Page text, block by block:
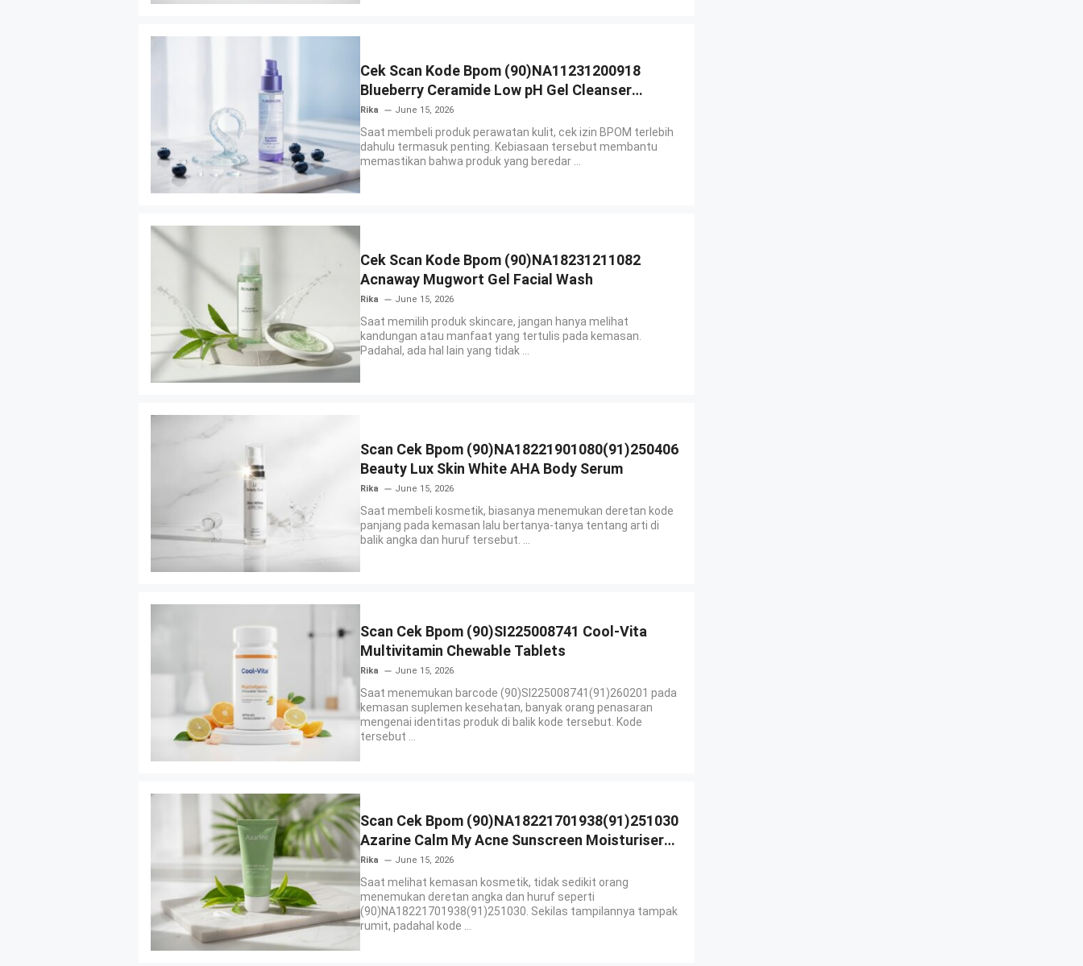
Cek Scan Kode Bpom (90)NA11231200918
Blueberry Ceramide Low pH Gel Cleanser
GLAD2GLOW
Rika June 15, 2026
Saat membeli produk perawatan kulit, cek izin BPOM terlebih
dahulu termasuk penting. Kebiasaan tersebut membantu
memastikan bahwa produk yang beredar ...
Cek Scan Kode Bpom (90)NA18231211082
Acnaway Mugwort Gel Facial Wash
Rika June 15, 2026
Saat memilih produk skincare, jangan hanya melihat
kandungan atau manfaat yang tertulis pada kemasan.
Padahal, ada hal lain yang tidak ...
Scan Cek Bpom (90)NA18221901080(91)250406
Beauty Lux Skin White AHA Body Serum
Rika June 15, 2026
Saat membeli kosmetik, biasanya menemukan deretan kode
panjang pada kemasan lalu bertanya-tanya tentang arti di
balik angka dan huruf tersebut. ...
Scan Cek Bpom (90)SI225008741 Cool-Vita
Multivitamin Chewable Tablets
Rika June 15, 2026
Saat menemukan barcode (90)SI225008741(91)260201 pada
kemasan suplemen kesehatan, banyak orang penasaran
mengenai identitas produk di balik kode tersebut. Kode
tersebut ...
Scan Cek Bpom (90)NA18221701938(91)251030
Azarine Calm My Acne Sunscreen Moisturiser
SPF 35
Rika June 15, 2026
Saat melihat kemasan kosmetik, tidak sedikit orang
menemukan deretan angka dan huruf seperti
(90)NA18221701938(91)251030. Sekilas tampilannya tampak
rumit, padahal kode ...